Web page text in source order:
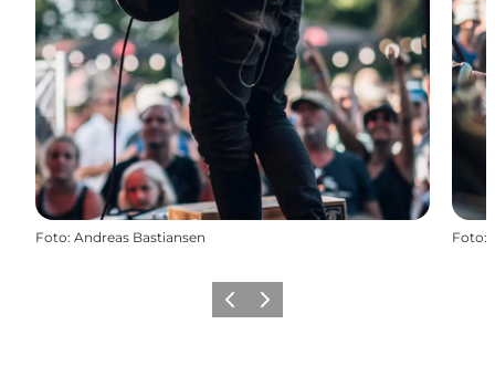
Foto: Andreas Bastiansen Foto:
ForrigeNæste